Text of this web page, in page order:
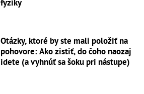
fyziky
Otázky, ktoré by ste mali položiť na
pohovore: Ako zistiť, do čoho naozaj
idete (a vyhnúť sa šoku pri nástupe)